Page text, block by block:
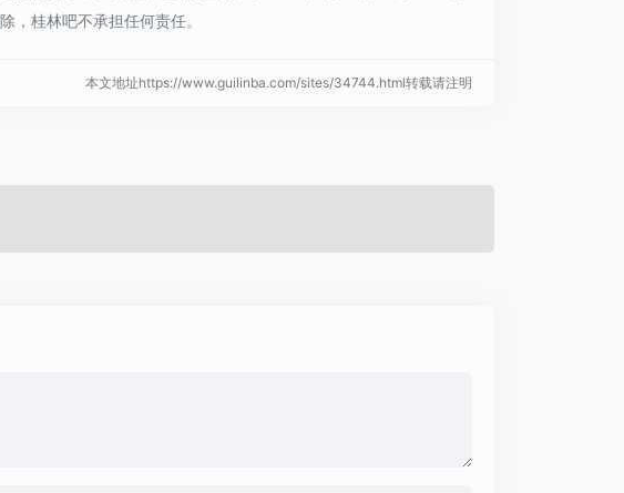
，桂林吧不承担任何责任。
本文地址https://www.guilinba.com/sites/34744.html转载请注明